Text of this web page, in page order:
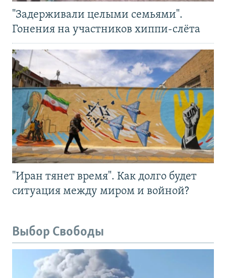
"Задерживали целыми семьями".
Гонения на участников хиппи-слёта
"Иран тянет время". Как долго будет
ситуация между миром и войной?
Выбор Свободы